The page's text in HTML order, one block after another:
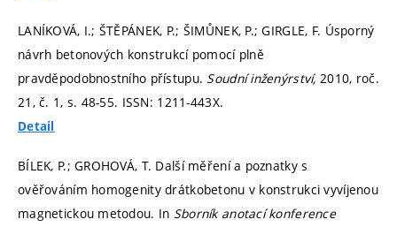
LANÍKOVÁ, I.; ŠTĚPÁNEK, P.; ŠIMŮNEK, P.; GIRGLE, F. Úsporný
návrh betonových konstrukcí pomocí plně
pravděpodobnostního přístupu. Soudní inženýrství, 2010, roč.
21, č. 1, s. 48-55. ISSN: 1211-443X.
Detail
BÍLEK, P.; GROHOVÁ, T. Další měření a poznatky s
ověřováním homogenity drátkobetonu v konstrukci vyvíjenou
magnetickou metodou. In Sborník anotací konference